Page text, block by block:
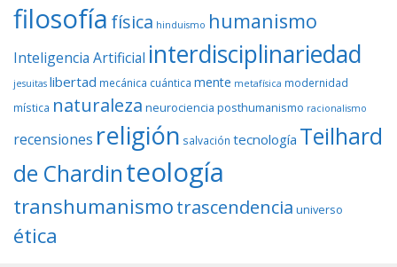
filosofía física hinduismo humanismo
Inteligencia Artificial interdisciplinariedad
jesuitas libertad mecánica cuántica mente metafísica modernidad
mística naturaleza neurociencia posthumanismo racionalismo
recensiones religión salvación tecnología Teilhard
de Chardinteología
transhumanismotrascendencia universo
ética